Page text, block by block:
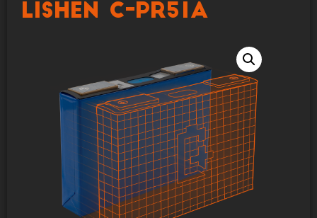
Lishen C-PR51A